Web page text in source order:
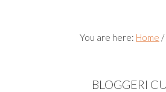
You are here: Home /
BLOGGERI